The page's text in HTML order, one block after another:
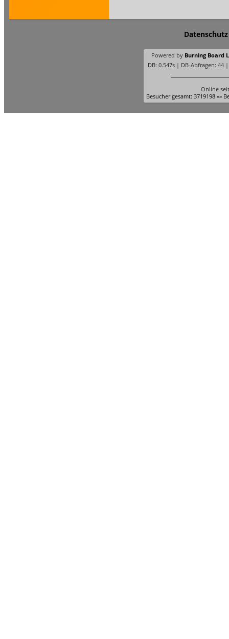
Datenschutz
Powered by Burning Board
DB: 0.547s | DB-Abfragen: 44
Online
Besucher gesamt: 3719198 «»